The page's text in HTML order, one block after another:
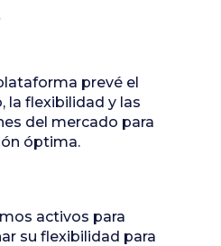
prevé el
la flexibilidad y las
del mercado para
óptima.
activos para
su flexibilidad para